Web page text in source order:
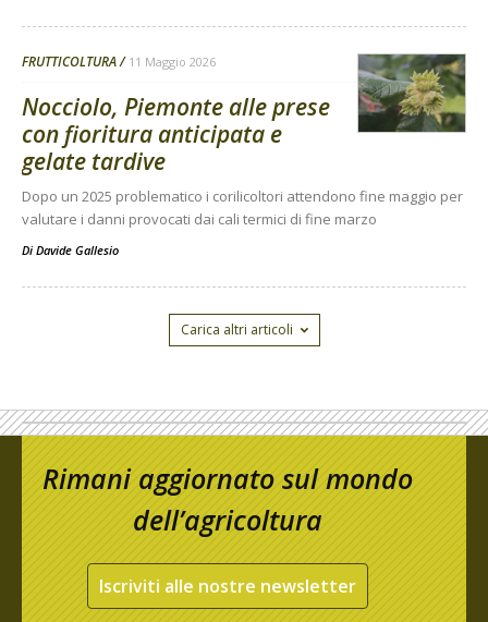
FRUTTICOLTURA 11 Maggio 2026
Nocciolo, Piemonte alle prese
con fioritura anticipata e
gelate tardive
Dopo un 2025 problematico i corilicoltori attendono fine maggio per
valutare i danni provocati dai cali termici di fine marzo
Di Davide Gallesio
Carica altri articoli
Rimani aggiornato sul mondo
dell’agricoltura
Iscriviti alle nostre newsletter